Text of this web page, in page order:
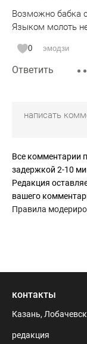
Возможно бабка
Языком молоть
0 эмодзи
Ответить
Все комментарии
задержкой 2-10
Редакция
вашего
Правила
контакты
Казань,
редакция